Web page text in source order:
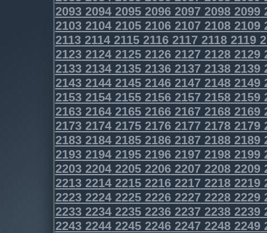
2093209420952096209720982099
2103210421052106210721082109
2113211421152116211721182119
2123212421252126212721282129
2133213421352136213721382139
2143214421452146214721482149
2153215421552156215721582159
2163216421652166216721682169
2173217421752176217721782179
2183218421852186218721882189
2193219421952196219721982199
2203220422052206220722082209
2213221422152216221722182219
2223222422252226222722282229
2233223422352236223722382239
2243224422452246224722482249